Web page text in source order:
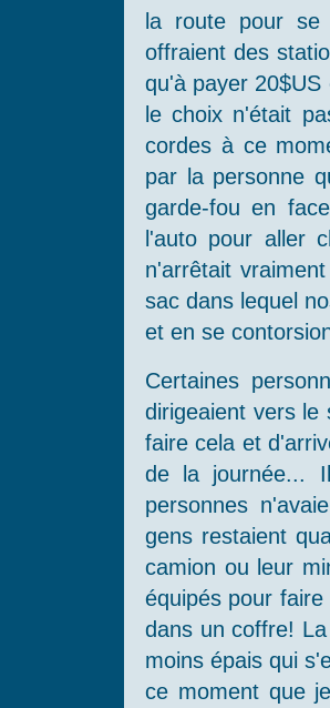
la route pour se
offraient des
qu'à payer
le choix n'était
cordes à ce
par la personne
garde-fou en
l'auto pour aller
n'arrêtait
sac dans lequel
et en se
Certaines
dirigeaient vers le
faire cela et
de la journée...
personnes
gens restaient
camion ou leur
équipés pour
dans un coffre!
moins épais qui
ce moment que